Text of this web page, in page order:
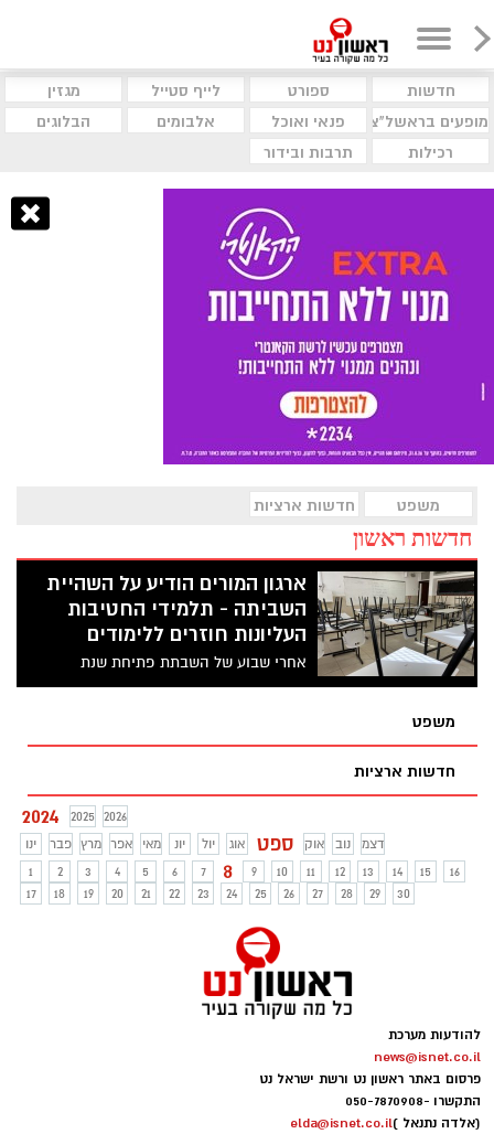
חדשות ספורט לייף סטייל
מגזין
מופעים בראשל"צ
פנאי ואוכל אלבומים
הבלוגים
רכילות
תרבות ובידור
משפט חדשות ארציות
חדשות ראשון
ארגון המורים הודיע על השהיית
השביתה - תלמידי החטיבות
העליונות חוזרים ללימודים
אחרי שבוע של השבתת פתיחת שנת
הלימודים בחטיבות העליונות, יו״ר ארגון
משפט
חדשות ארציות
2024 2025
2026
ינו
פבר מרץ אפר מאי יונ יול אוג ספט אוק נוב
דצמ
1
2 3 4 5 6 7 8 9 10 11 12 13 14 15
16
17
18 19 20 21 22 23 24 25 26 27 28 29 30
להודעות מערכת
news@isnet.co.il
פרסום באתר ראשון נט ורשת ישראל נט
התקשרו -050-7870908
(אלדה נתנאל )elda@isnet.co.il